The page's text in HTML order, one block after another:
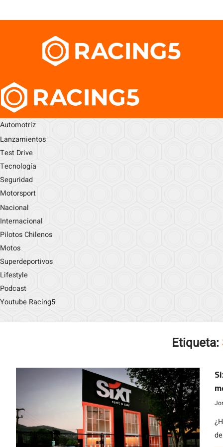
Automotriz
Lanzamientos
Test Drive
Tecnología
Seguridad
Motorsport
Nacional
Internacional
Pilotos Chilenos
Motos
Superdeportivos
Lifestyle
Podcast
Youtube Racing5
Etiqueta: